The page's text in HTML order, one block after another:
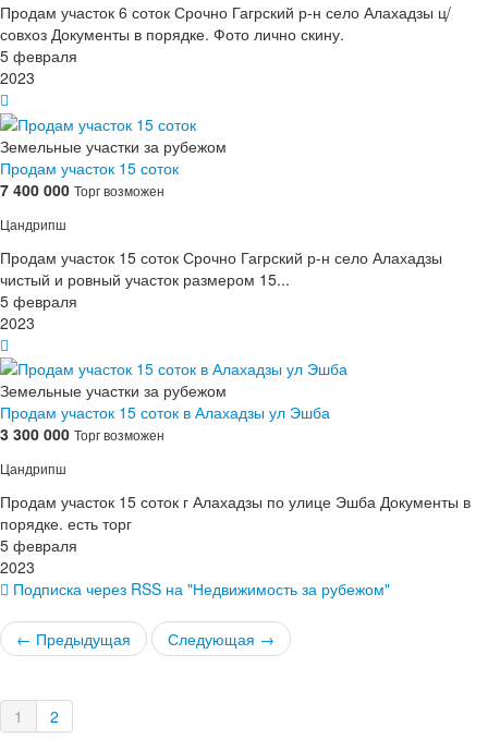
Продам участок 6 соток Срочно Гагрский р-н село Алахадзы ц/
совхоз Документы в порядке. Фото лично скину.
5 февраля
2023
Земельные участки за рубежом
Продам участок 15 соток
7 400 000 Торг возможен
Цандрипш
Продам участок 15 соток Срочно Гагрский р-н село Алахадзы
чистый и ровный участок размером 15...
5 февраля
2023
Земельные участки за рубежом
Продам участок 15 соток в Алахадзы ул Эшба
3 300 000 Торг возможен
Цандрипш
Продам участок 15 соток г Алахадзы по улице Эшба Документы в
порядке. есть торг
5 февраля
2023
Подписка через RSS на "Недвижимость за рубежом"
← Предыдущая Следующая →
1 2